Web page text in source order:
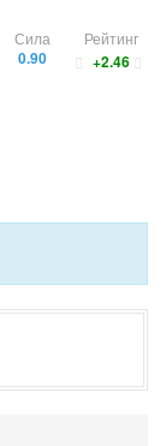
Рейтинг
+2.46
Сила
0.90